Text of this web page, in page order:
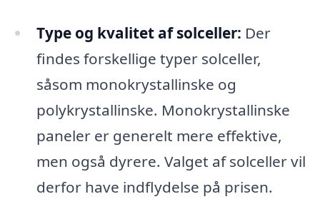
Type og kvalitet af solceller: Der
findes forskellige typer solceller,
såsom monokrystallinske og
polykrystallinske. Monokrystallinske
paneler er generelt mere effektive,
men også dyrere. Valget af solceller vil
derfor have indflydelse på prisen.